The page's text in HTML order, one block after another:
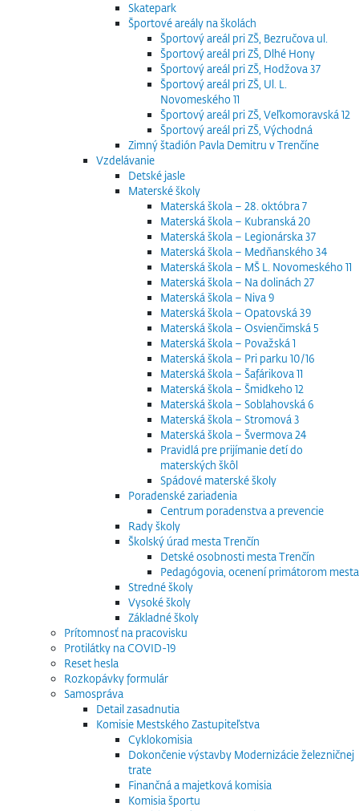
Skatepark
Športové areály na školách
Športový areál pri ZŠ, Bezručova ul.
Športový areál pri ZŠ, Dlhé Hony
Športový areál pri ZŠ, Hodžova 37
Športový areál pri ZŠ, Ul. L.
Novomeského 11
Športový areál pri ZŠ, Veľkomoravská 12
Športový areál pri ZŠ, Východná
Zimný štadión Pavla Demitru v Trenčíne
Vzdelávanie
Detské jasle
Materské školy
Materská škola – 28. októbra 7
Materská škola – Kubranská 20
Materská škola – Legionárska 37
Materská škola – Medňanského 34
Materská škola – MŠ L. Novomeského 11
Materská škola – Na dolinách 27
Materská škola – Niva 9
Materská škola – Opatovská 39
Materská škola – Osvienčimská 5
Materská škola – Považská 1
Materská škola – Pri parku 10/16
Materská škola – Šafárikova 11
Materská škola – Šmidkeho 12
Materská škola – Soblahovská 6
Materská škola – Stromová 3
Materská škola – Švermova 24
Pravidlá pre prijímanie detí do
materských škôl
Spádové materské školy
Poradenské zariadenia
Centrum poradenstva a prevencie
Rady školy
Školský úrad mesta Trenčín
Detské osobnosti mesta Trenčín
Pedagógovia, ocenení primátorom mesta
Stredné školy
Vysoké školy
Základné školy
Prítomnosť na pracovisku
Protilátky na COVID-19
Reset hesla
Rozkopávky formulár
Samospráva
Detail zasadnutia
Komisie Mestského Zastupiteľstva
Cyklokomisia
Dokončenie výstavby Modernizácie železničnej
trate
Finančná a majetková komisia
Komisia športu